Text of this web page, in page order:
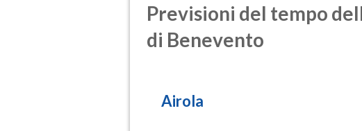
Previsioni del tempo
di Benevento
Airola